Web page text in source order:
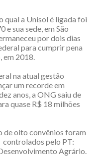
qual a Unisol é ligada foi
e sua sede, em São
por dois dias
para cumprir pena
em 2018.
na atual gestão
um recorde em
anos, a ONG saiu de
quase R$ 18 milhões
de oito convênios foram
controlados pelo PT:
Agrário.